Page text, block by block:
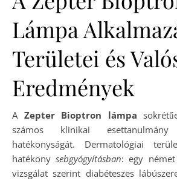
Lámpa
Területei és
Eredmények
A Zepter Bioptron lámpa
számos klinikai
hatékonyságát. Dermatológiai
hatékonysebgyógyításban: egy
vizsgálat szerint diabéteszes